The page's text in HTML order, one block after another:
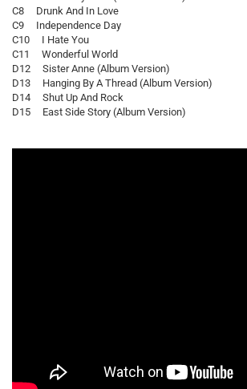
C8 Drunk And In Love
C9 Independence Day
C10 I Hate You
C11 Wonderful World
D12 Sister Anne (Album Version)
D13 Hanging By A Thread (Album Version)
D14 Shut Up And Rock
D15 East Side Story (Album Version)